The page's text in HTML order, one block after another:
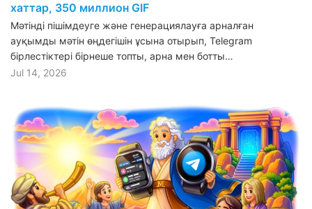
хаттар, 350 миллион GIF
Мәтінді пішімдеуге және генерациялауға арналған
ауқымды мәтін өңдегішін ұсына отырып, Telegram
бірлестіктері бірнеше топты, арна мен ботты…
Jul 14, 2026